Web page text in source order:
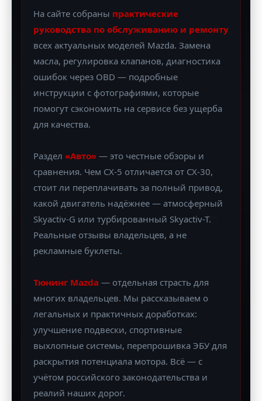
🔧
На сайте собраны практические
руководства по обслуживанию и ремонту
всех актуальных моделей Mazda. Замена
масла, регулировка клапанов, диагностика
ошибок через OBD — подробные
инструкции с фотографиями, которые
помогут сэкономить на сервисе без ущерба
для качества.
Раздел «Авто» — это честные обзоры и
сравнения. Чем CX-5 отличается от CX-30,
стоит ли переплачивать за полный привод,
какой двигатель надёжнее — атмосферный
Skyactiv-G или турбированный Skyactiv-T.
Реальные отзывы владельцев, а не
рекламные буклеты.
Тюнинг Mazda — отдельная страсть для
многих владельцев. Мы рассказываем о
легальных и практичных доработках:
улучшение подвески, спортивные
выхлопные системы, перепрошивка ЭБУ для
раскрытия потенциала мотора. Всё — с
учётом российского законодательства и
реалий наших дорог.